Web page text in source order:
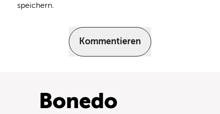
speichern.
Kommentieren
Bonedo